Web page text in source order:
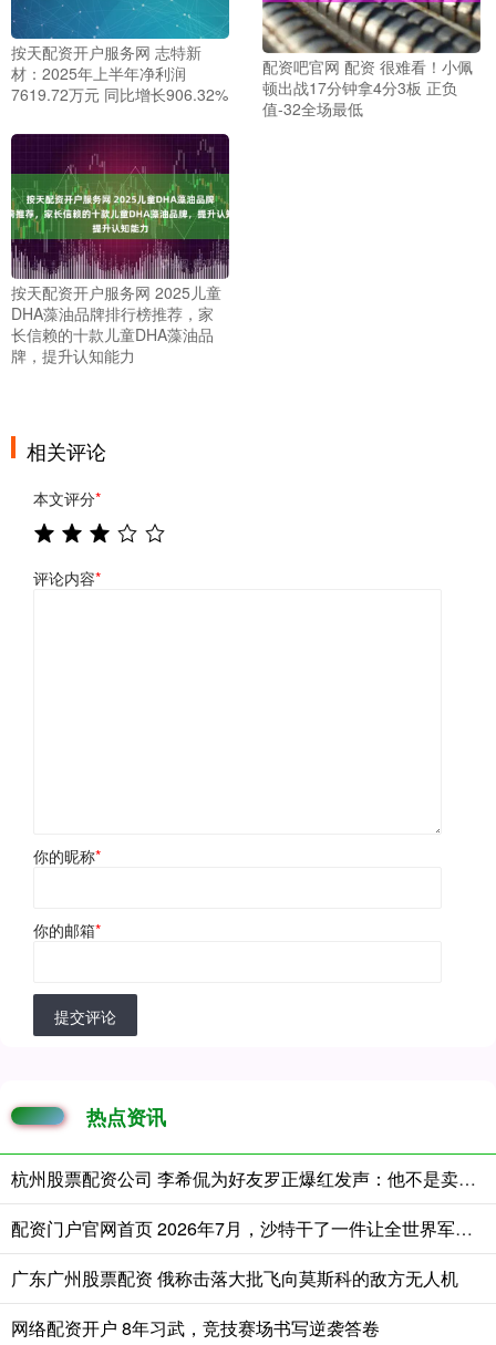
按天配资开户服务网 志特新
材：2025年上半年净利润
7619.72万元 同比增长906.32%
配资吧官网 配资 很难看！小佩
顿出战17分钟拿4分3板 正负
值-32全场最低
按天配资开户服务网 2025儿童
DHA藻油品牌排行榜推荐，家
长信赖的十款儿童DHA藻油品
牌，提升认知能力
相关评论
本文评分*
评论内容*
你的昵称*
你的邮箱*
提交评论
热点资讯
杭州股票配资公司 李希侃为好友罗正爆红发声：他不是卖惨是真惨
配资门户官网首页 2026年7月，沙特干了一件让全世界军火商都看不懂的事：花4720万
广东广州股票配资 俄称击落大批飞向莫斯科的敌方无人机
网络配资开户 8年习武，竞技赛场书写逆袭答卷